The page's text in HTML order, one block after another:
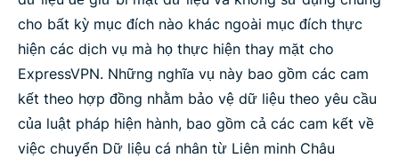
cho bất kỳ mục đích nào khác ngoài mục đích thực
hiện các dịch vụ mà họ thực hiện thay mặt cho
ExpressVPN. Những nghĩa vụ này bao gồm các cam
kết theo hợp đồng nhằm bảo vệ dữ liệu theo yêu cầu
của luật pháp hiện hành, bao gồm cả các cam kết về
việc chuyển Dữ liệu cá nhân từ Liên minh Châu